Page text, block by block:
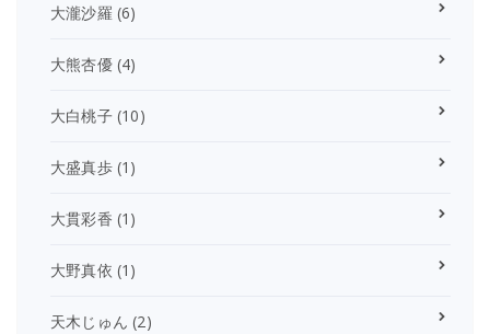
大瀧沙羅 (6)
大熊杏優(4)
大白桃子(10)
大盛真歩(1)
大貫彩香 (1)
大野真依 (1)
天木じゅん (2)